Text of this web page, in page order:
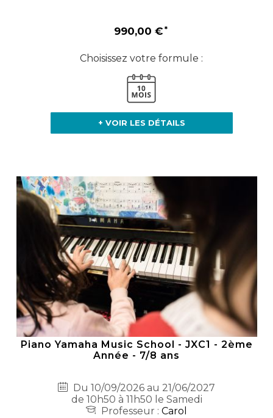
990,00 €
Choisissez votre formule :
+ VOIR LES DÉTAILS
Piano Yamaha Music School - JXC1 - 2ème
Année - 7/8 ans
Du 10/09/2026 au 21/06/2027
de 10h50 à 11h50 le Samedi
Professeur : Carol